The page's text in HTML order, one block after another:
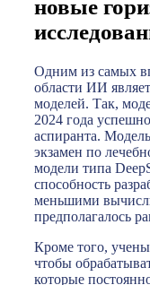
новые
Одним из самых
области ИИ
моделей. Так,
2024 года
аспиранта.
экзамен по
модели типа
способность
меньшими
предполагалось
Кроме того,
чтобы
которые